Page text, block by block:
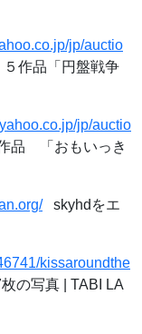
jp/auctio
作品「円盤戦争
jp/auctio
「おもいっき
skyhdをエ
kissaroundthe
の写真 | TABI LA